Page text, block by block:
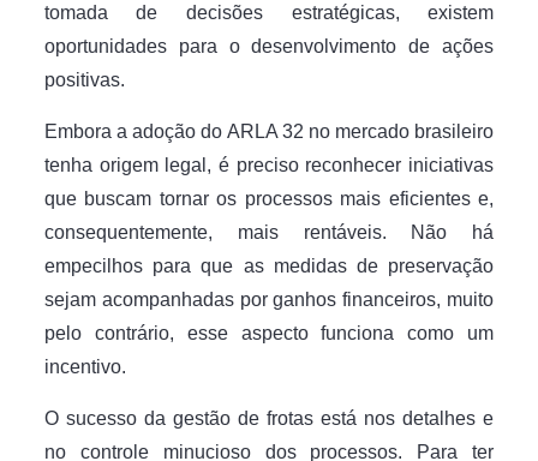
tomada de decisões estratégicas, existem
oportunidades para o desenvolvimento de ações
positivas.
Embora a adoção do ARLA 32 no mercado brasileiro
tenha origem legal, é preciso reconhecer iniciativas
que buscam tornar os processos mais eficientes e,
consequentemente, mais rentáveis. Não há
empecilhos para que as medidas de preservação
sejam acompanhadas por ganhos financeiros, muito
pelo contrário, esse aspecto funciona como um
incentivo.
O sucesso da gestão de frotas está nos detalhes e
no controle minucioso dos processos. Para ter